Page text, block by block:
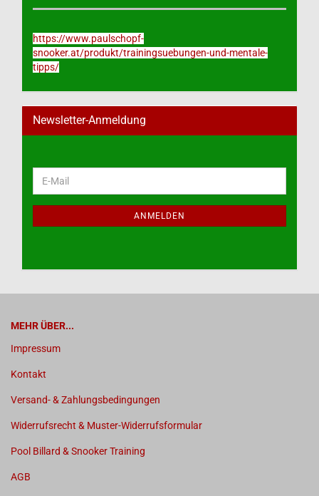
https://www.paulschopf-
snooker.at/produkt/trainingsuebungen-und-mentale-
tipps/
Newsletter-Anmeldung
ZUR
E-
Mail
ANMELDEN
MEHR ÜBER...
Impressum
Kontakt
Versand- & Zahlungsbedingungen
Widerrufsrecht & Muster-Widerrufsformular
Pool Billard & Snooker Training
AGB